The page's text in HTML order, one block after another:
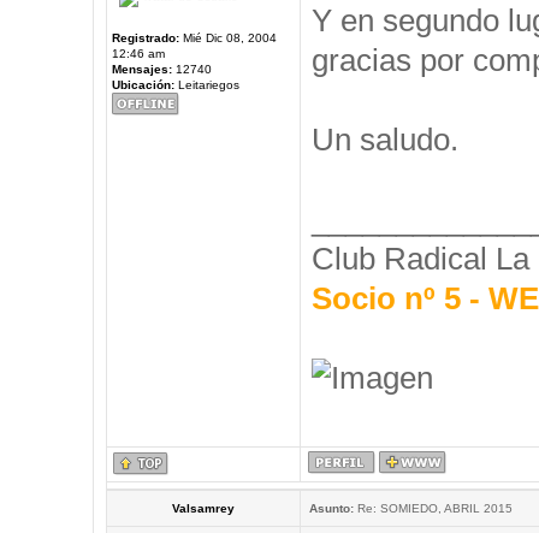
Registrado:Mié Dic 08, 2004
12:46 am
Mensajes:12740
Ubicación:Leitariegos
Y en segundo
gracias por
Un saludo.
Club Radical La
Socio nº 5 -
Valsamrey Asunto:Re: SOMIEDO, ABRIL 2015